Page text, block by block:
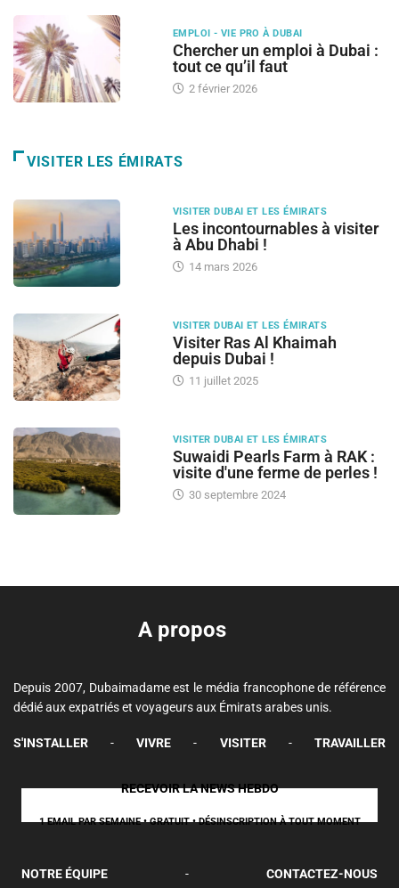
EMPLOI - VIE PRO À DUBAI
Chercher un emploi à Dubai :
tout ce qu’il faut
2 février 2026
VISITER LES ÉMIRATS
VISITER DUBAI ET LES ÉMIRATS
Les incontournables à visiter
à Abu Dhabi !
14 mars 2026
VISITER DUBAI ET LES ÉMIRATS
Visiter Ras Al Khaimah
depuis Dubai !
11 juillet 2025
VISITER DUBAI ET LES ÉMIRATS
Suwaidi Pearls Farm à RAK :
visite d'une ferme de perles !
30 septembre 2024
A propos
Depuis 2007, Dubaimadame est le média francophone de référence
dédié aux expatriés et voyageurs aux Émirats arabes unis.
S'INSTALLER - VIVRE - VISITER - TRAVAILLER
RECEVOIR LA NEWS HEBDO
1 EMAIL PAR SEMAINE • GRATUIT • DÉSINSCRIPTION À TOUT MOMENT
NOTRE ÉQUIPE - CONTACTEZ-NOUS